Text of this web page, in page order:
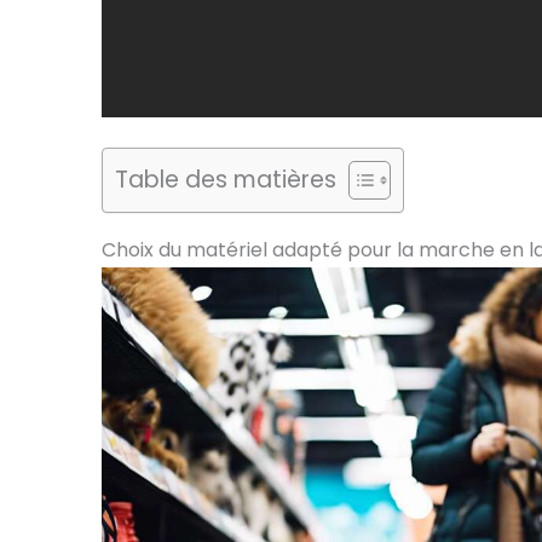
Table des matières
Choix du matériel adapté pour la marche en